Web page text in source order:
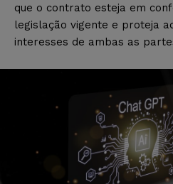
que o contrato esteja em
legislação vigente e proteja
interesses de ambas as